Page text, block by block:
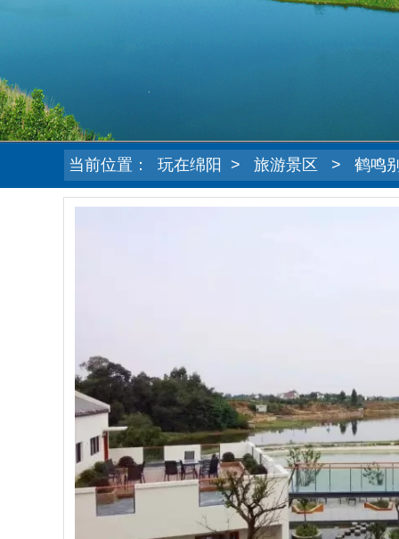
当前位置： 玩在绵阳 > 旅游景区 > 鹤鸣